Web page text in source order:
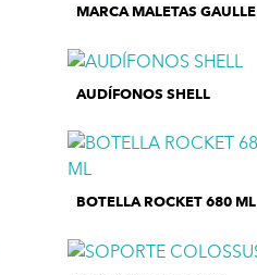
MARCA MALETAS GAULLE
AUDÍFONOS SHELL
BOTELLA ROCKET 680 ML